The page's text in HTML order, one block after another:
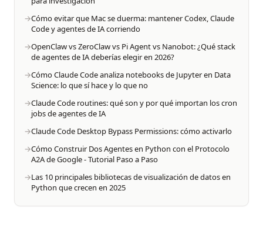
Cómo evitar que Mac se duerma: mantener Codex, Claude
Code y agentes de IA corriendo
OpenClaw vs ZeroClaw vs Pi Agent vs Nanobot: ¿Qué stack
de agentes de IA deberías elegir en 2026?
Cómo Claude Code analiza notebooks de Jupyter en Data
Science: lo que sí hace y lo que no
Claude Code routines: qué son y por qué importan los cron
jobs de agentes de IA
Claude Code Desktop Bypass Permissions: cómo activarlo
Cómo Construir Dos Agentes en Python con el Protocolo
A2A de Google - Tutorial Paso a Paso
Las 10 principales bibliotecas de visualización de datos en
Python que crecen en 2025